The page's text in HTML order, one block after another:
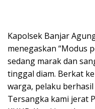
Kapolsek Banjar
menegaskan “Modus
sedang marak dan
tinggal diam. Berkat
warga, pelaku
Tersangka kami jerat